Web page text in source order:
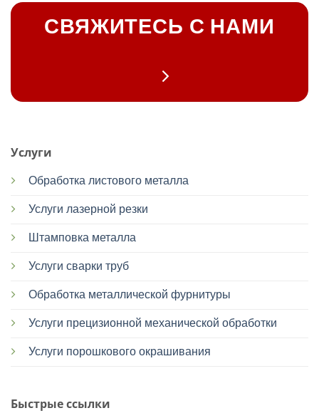
Услуги
Обработка листового металла
Услуги лазерной резки
Штамповка металла
Услуги сварки труб
Обработка металлической фурнитуры
Услуги прецизионной механической обработки
Услуги порошкового окрашивания
Быстрые ссылки
СВЯЖИТЕСЬ С НАМИ